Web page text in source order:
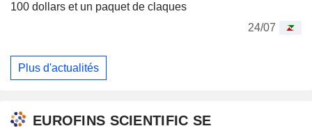
100 dollars et un paquet de claques
24/07
Plus d'actualités
EUROFINS SCIENTIFIC SE